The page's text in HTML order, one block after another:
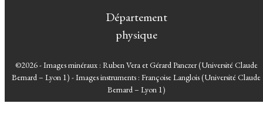
Département
physique
©2026 - Images minéraux : Ruben Vera et Gérard Panczer (Université Claude
Bernard – Lyon 1) - Images instruments : Françoise Langlois (Université Claude
Bernard – Lyon 1)